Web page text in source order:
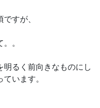
すが、
。
明るく前向きなものにし
います。